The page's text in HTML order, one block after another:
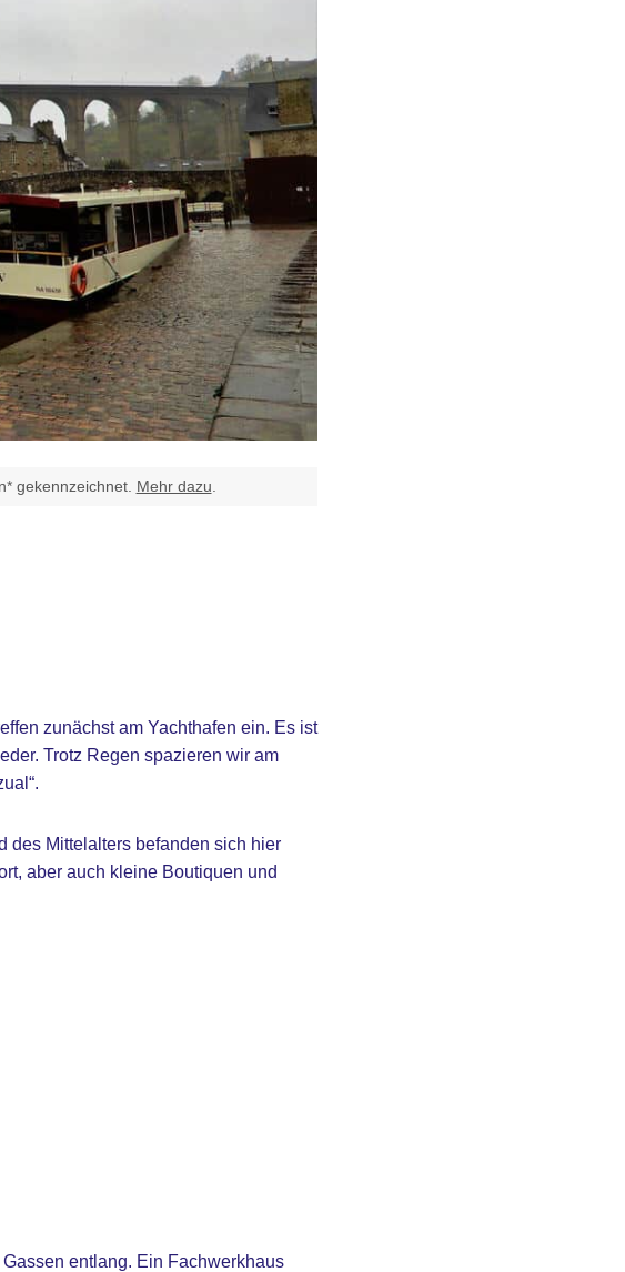
gekennzeichnet. Mehr dazu
zunächst am Yachthafen ein. Es ist
Trotz Regen spazieren wir am
des Mittelalters befanden sich hier
aber auch kleine Boutiquen und
entlang. Ein Fachwerkhaus